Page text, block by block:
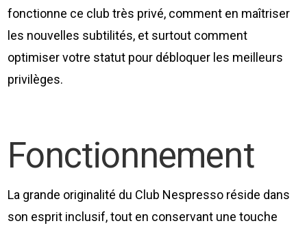
fonctionne ce club très privé, comment en maîtriser
les nouvelles subtilités, et surtout comment
optimiser votre statut pour débloquer les meilleurs
privilèges.
Fonctionnement
La grande originalité du Club Nespresso réside dans
son esprit inclusif, tout en conservant une touche